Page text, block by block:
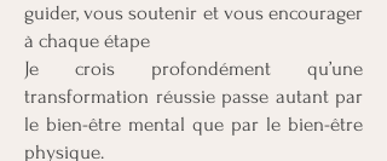
guider, vous soutenir et vous encourager
à chaque étape
Je crois profondément qu’une
transformation réussie passe autant par
le bien-être mental que par le bien-être
physique.